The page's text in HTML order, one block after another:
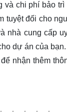
và chi phí bảo
tuyệt đối cho
nhà cung cấp
dự án của bạn.
để nhận thêm